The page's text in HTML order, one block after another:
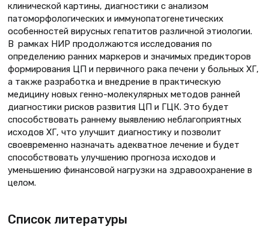
клинической картины, диагностики с анализом
патоморфологических и иммунопатогенетических
особенностей вирусных гепатитов различной этиологии.
В рамках НИР продолжаются исследования по
определению ранних маркеров и значимых предикторов
формирования ЦП и первичного рака печени у больных ХГ,
а также разработка и внедрение в практическую
медицину новых генно-молекулярных методов ранней
диагностики рисков развития ЦП и ГЦК. Это будет
способствовать раннему выявлению неблагоприятных
исходов ХГ, что улучшит диагностику и позволит
своевременно назначать адекватное лечение и будет
способствовать улучшению прогноза исходов и
уменьшению финансовой нагрузки на здравоохранение в
целом.
Список литературы